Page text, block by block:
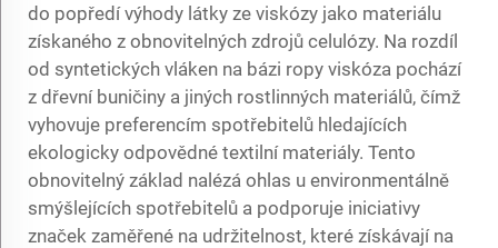
do popředí výhody látky ze viskózy jako materiálu
získaného z obnovitelných zdrojů celulózy. Na rozdíl
od syntetických vláken na bázi ropy viskóza pochází
z dřevní buničiny a jiných rostlinných materiálů, čímž
vyhovuje preferencím spotřebitelů hledajících
ekologicky odpovědné textilní materiály. Tento
obnovitelný základ nalézá ohlas u environmentálně
smýšlejících spotřebitelů a podporuje iniciativy
značek zaměřené na udržitelnost, které získávají na